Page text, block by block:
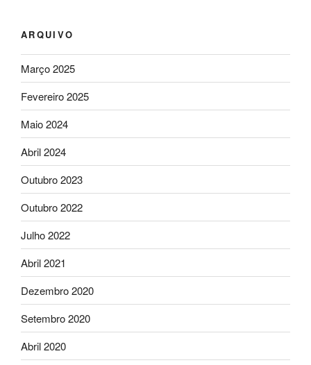
ARQUIVO
Março 2025
Fevereiro 2025
Maio 2024
Abril 2024
Outubro 2023
Outubro 2022
Julho 2022
Abril 2021
Dezembro 2020
Setembro 2020
Abril 2020